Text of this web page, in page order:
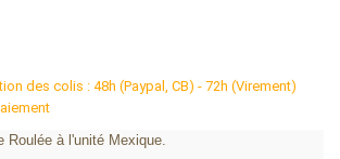
des colis : 48h (Paypal, CB) - 72h (Virement)
Roulée à l'unité Mexique.